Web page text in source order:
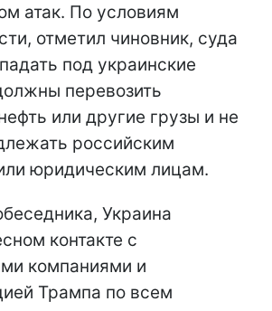
атак. По условиям
отметил чиновник, суда
под украинские
перевозить
или другие грузы и не
российским
юридическим лицам.
Украина
контакте с
компаниями и
Трампа по всем